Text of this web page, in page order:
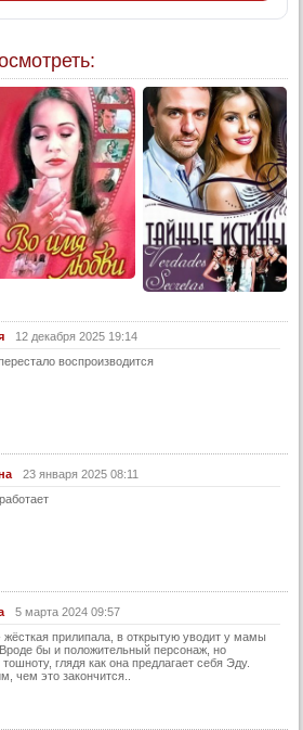
12 декабря 2025 19:14
воспроизводится
23 января 2025 08:11
5 марта 2024 09:57
жёсткая прилипала, в открытую уводит у мамы
бы и положительный персонаж, но
глядя как она предлагает себя Эду.
чем это закончится..